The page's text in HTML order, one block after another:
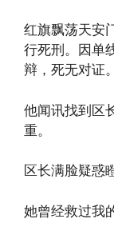
红旗飘荡天安
行死刑。因单
辩，死无对证。
他闻讯找到区
重。
区长满脸疑惑
她曾经救过我